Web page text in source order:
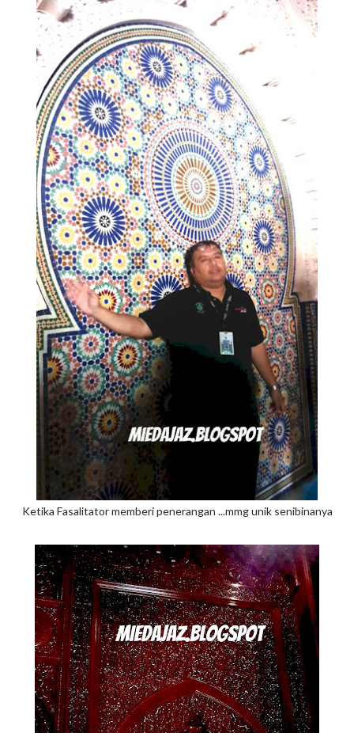
Ketika Fasalitator memberi penerangan ...mmg unik senibinanya